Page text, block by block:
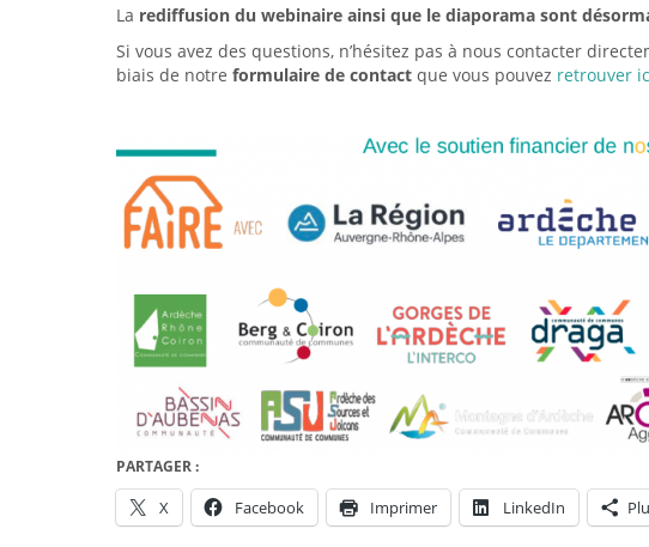
La rediffusion du webinaire ainsi que le diaporama sont
Si vous avez des questions, n’hésitez pas à nous contacter
biais de notre formulaire de contact que vous pouvez retrouver
PARTAGER :
X Facebook Imprimer LinkedIn